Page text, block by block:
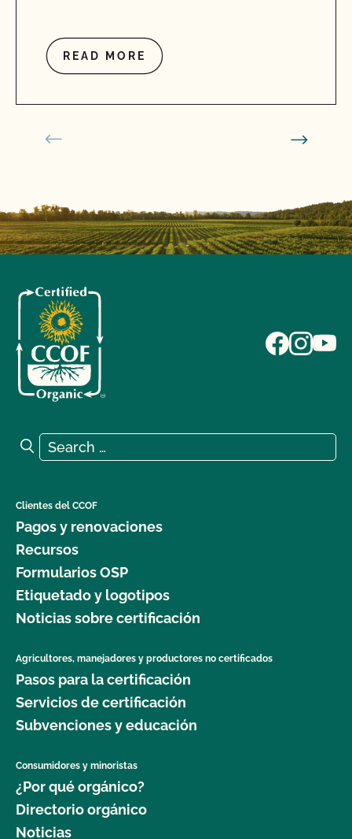
READ MORE
Search for:
Search
Clientes del CCOF
Pagos y renovaciones
Recursos
Formularios OSP
Etiquetado y logotipos
Noticias sobre certificación
Agricultores, manejadores y productores no certificados
Pasos para la certificación
Servicios de certificación
Subvenciones y educación
Consumidores y minoristas
¿Por qué orgánico?
Directorio orgánico
Noticias